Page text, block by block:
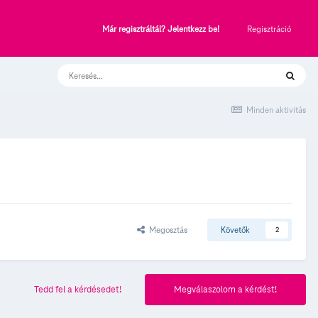
Már regisztráltál? Jelentkezz be! Regisztráció
Minden aktivitás
Megosztás Követők 2
Megválaszolom a kérdést!
Tedd fel a kérdésedet!